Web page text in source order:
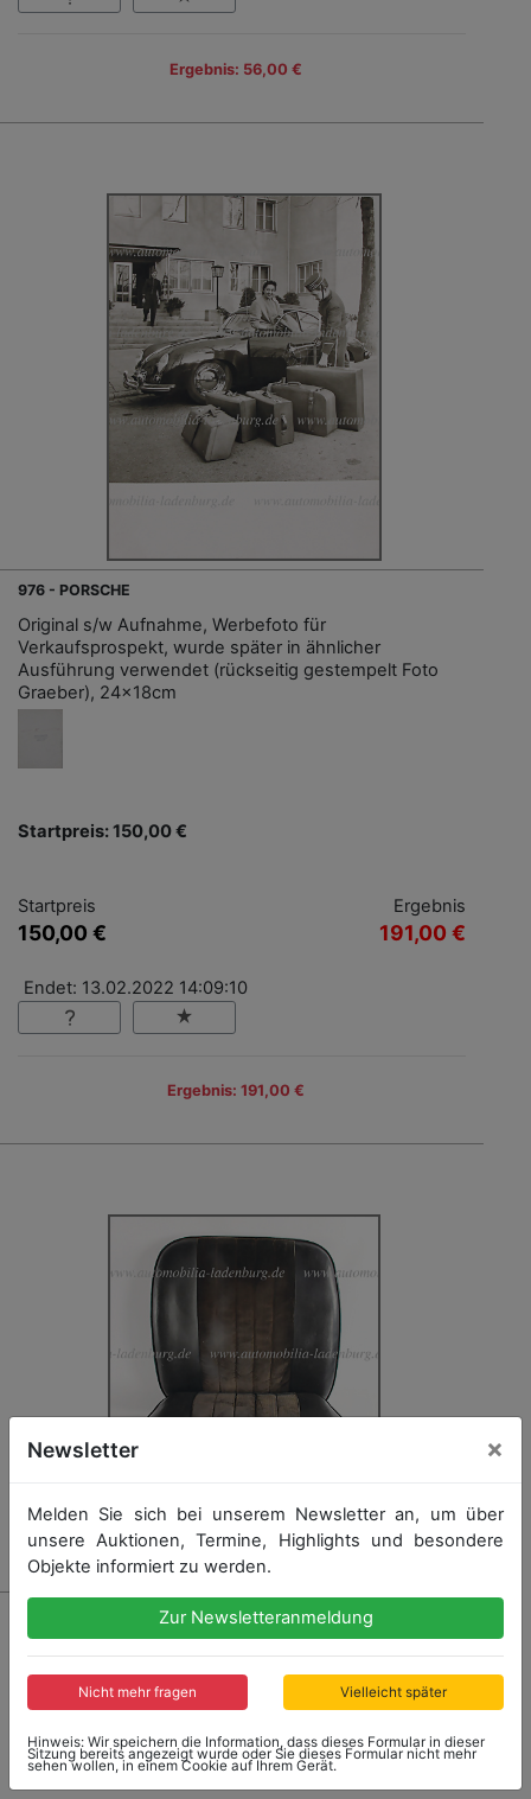
Ergebnis: 56,00 €
976 - PORSCHE
Original s/w Aufnahme, Werbefoto für
Verkaufsprospekt, wurde später in ähnlicher
Ausführung verwendet (rückseitig gestempelt Foto
Graeber), 24x18cm
Startpreis: 150,00 €
Startpreis
150,00 €
Ergebnis
191,00 €
Endet: 13.02.2022 14:09:10
Ergebnis: 191,00 €
1 Sitz passend für Porsche ab Baujahr 1966, aus
Zustand
Newsletter ×
Melden Sie sich bei unserem Newsletter an, um über
unsere Auktionen, Termine, Highlights und besondere
Objekte informiert zu werden.
Zur Newsletteranmeldung
Nicht mehr fragen Vielleicht später
Hinweis: Wir speichern die Information, dass dieses Formular in dieser
Sitzung bereits angezeigt wurde oder Sie dieses Formular nicht mehr
sehen wollen, in einem Cookie auf Ihrem Gerät.